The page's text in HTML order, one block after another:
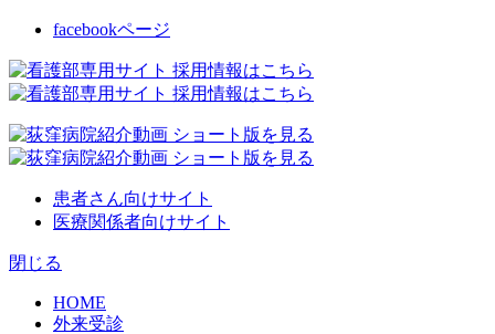
facebookページ
患者さん向けサイト
医療関係者向けサイト
閉じる
HOME
外来受診